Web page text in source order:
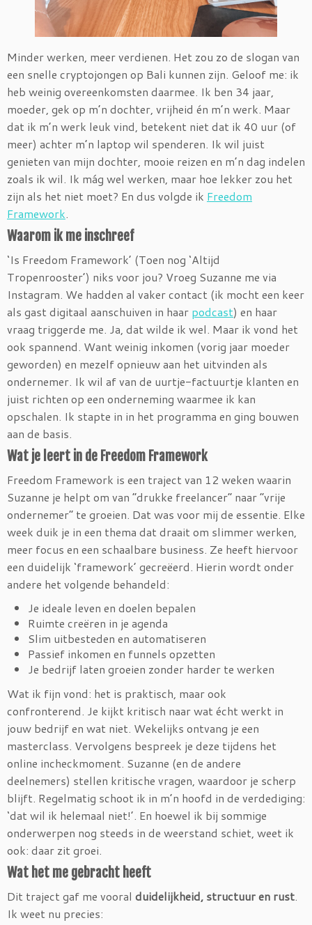
Minder werken, meer verdienen. Het zou zo de slogan van
een snelle cryptojongen op Bali kunnen zijn. Geloof me: ik
heb weinig overeenkomsten daarmee. Ik ben 34 jaar,
moeder, gek op m’n dochter, vrijheid én m’n werk. Maar
dat ik m’n werk leuk vind, betekent niet dat ik 40 uur (of
meer) achter m’n laptop wil spenderen. Ik wil juist
genieten van mijn dochter, mooie reizen en m’n dag indelen
zoals ik wil. Ik mág wel werken, maar hoe lekker zou het
zijn als het niet moet? En dus volgde ik Freedom
Framework.
Waarom ik me inschreef
‘Is Freedom Framework’ (Toen nog ‘Altijd
Tropenrooster’) niks voor jou? Vroeg Suzanne me via
Instagram. We hadden al vaker contact (ik mocht een keer
als gast digitaal aanschuiven in haar podcast) en haar
vraag triggerde me. Ja, dat wilde ik wel. Maar ik vond het
ook spannend. Want weinig inkomen (vorig jaar moeder
geworden) en mezelf opnieuw aan het uitvinden als
ondernemer. Ik wil af van de uurtje-factuurtje klanten en
juist richten op een onderneming waarmee ik kan
opschalen. Ik stapte in in het programma en ging bouwen
aan de basis.
Wat je leert in de Freedom Framework
Freedom Framework is een traject van 12 weken waarin
Suzanne je helpt om van “drukke freelancer” naar “vrije
ondernemer” te groeien. Dat was voor mij de essentie. Elke
week duik je in een thema dat draait om slimmer werken,
meer focus en een schaalbare business. Ze heeft hiervoor
een duidelijk ‘framework’ gecreëerd. Hierin wordt onder
andere het volgende behandeld:
Je ideale leven en doelen bepalen
Ruimte creëren in je agenda
Slim uitbesteden en automatiseren
Passief inkomen en funnels opzetten
Je bedrijf laten groeien zonder harder te werken
Wat ik fijn vond: het is praktisch, maar ook
confronterend. Je kijkt kritisch naar wat écht werkt in
jouw bedrijf en wat niet. Wekelijks ontvang je een
masterclass. Vervolgens bespreek je deze tijdens het
online incheckmoment. Suzanne (en de andere
deelnemers) stellen kritische vragen, waardoor je scherp
blijft. Regelmatig schoot ik in m’n hoofd in de verdediging:
‘dat wil ik helemaal niet!’. En hoewel ik bij sommige
onderwerpen nog steeds in de weerstand schiet, weet ik
ook: daar zit groei.
Wat het me gebracht heeft
Dit traject gaf me vooral duidelijkheid, structuur en rust.
Ik weet nu precies: